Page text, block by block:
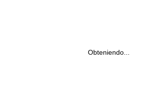
Obteniendo...